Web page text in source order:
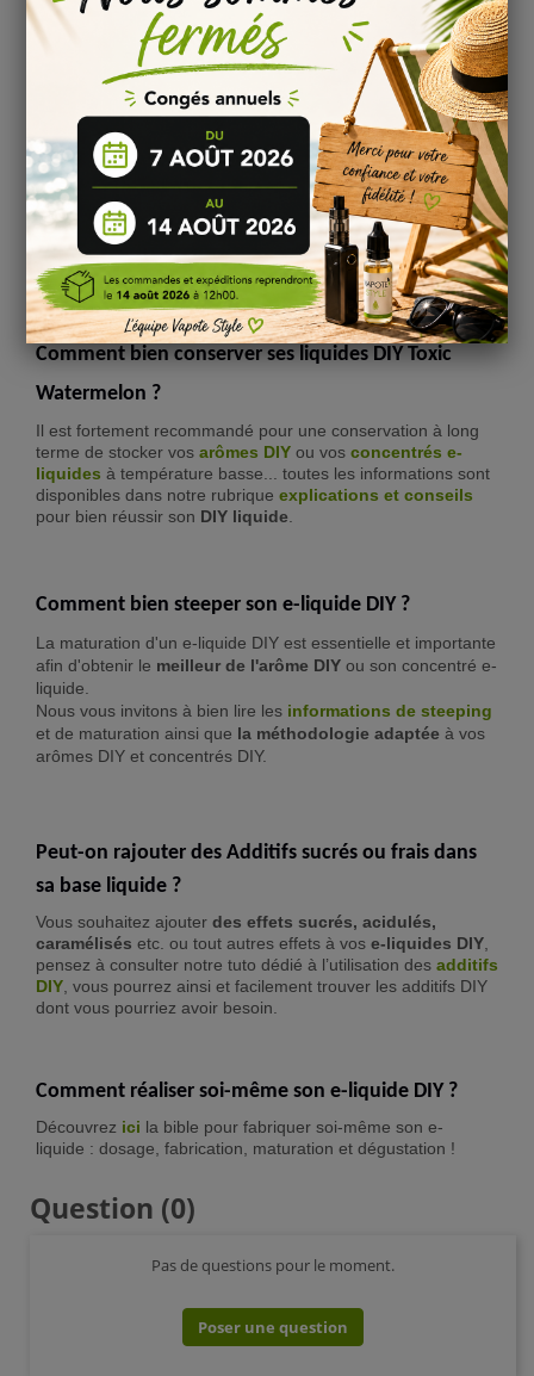
Watermelon :
Nous vous conseillons de laisser reposer votre mélangee-
liquide Arôme concentré Toxic Watermelon - Bastard
entre 3 à 7 jourspour profiter pleinementdes saveurs
de chaque arôme.Pour en savoir plus, consulter notre page
maturation d’un e-liquide DIY !
Informations
Conservation : stocké entre 4 et 16°C
Conforme au règlement 1334/2008/CEE
Composition : Propylène Glycol & Arôme alimentaire
Comment bien conserver ses liquides DIY Toxic
Watermelon ?
Il est fortement recommandé pour une conservation à long
terme de stocker vos arômes DIY ou vos concentrés e-
liquides à température basse... toutes les informations sont
disponibles dans notre rubrique explications et conseils
pour bien réussir son DIY liquide.
Comment bien steeper son e-liquide DIY ?
La maturation d'un e-liquide DIY est essentielle et importante
afin d'obtenir le meilleur de l'arôme DIY ou son concentré e-
liquide.
Nous vous invitons à bien lire les informations de steeping
et de maturation ainsi que la méthodologie adaptée à vos
arômes DIY et concentrés DIY.
Peut-on rajouter des Additifs sucrés ou frais dans
sa base liquide ?
Vous souhaitez ajouter des effets sucrés, acidulés,
caramélisés etc. ou tout autres effets à vos e-liquides DIY,
pensez à consulter notre tuto dédié à l’utilisation des additifs
DIY, vous pourrez ainsi et facilement trouver les additifs DIY
dont vous pourriez avoir besoin.
Comment réaliser soi-même son e-liquide DIY ?
Découvrez ici la bible pour fabriquer soi-même son e-
liquide : dosage, fabrication, maturation et dégustation !
Question (0)
Pas de questions pour le moment.
Poser une question